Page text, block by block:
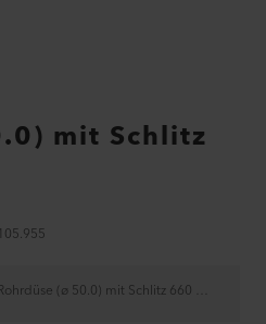
mit Schlitz
105.955